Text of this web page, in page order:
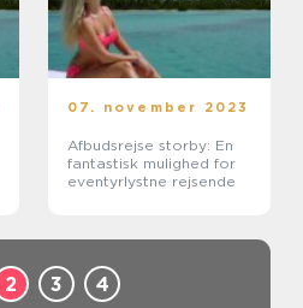
07. november 2023
Afbudsrejse storby: En
fantastisk mulighed for
eventyrlystne rejsende
2 3 4